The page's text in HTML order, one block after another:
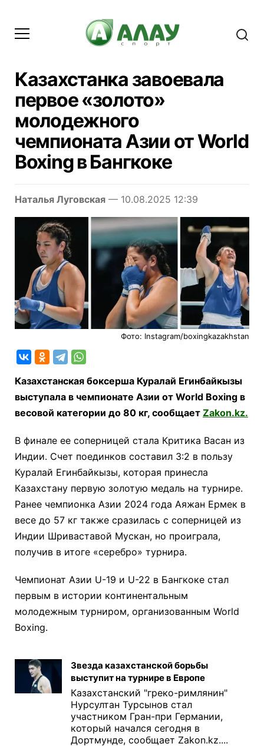
Казахстанка завоевала
первое «золото»
молодежного
чемпионата Азии от World
Boxing в Бангкоке
Наталья Луговская — 10.08.2025 12:39
Фото: Instagram/boxingkazakhstan
Казахстанская боксерша Куралай Егинбайкызы
выступала в чемпионате Азии от World Boxing в
весовой категории до 80 кг, сообщает Zakon.kz.
В финале ее соперницей стала Критика Васан из
Индии. Счет поединков составил 3:2 в пользу
Куралай Егинбайкызы, которая принесла
Казахстану первую золотую медаль на турнире.
Ранее чемпионка Азии 2024 года Аяжан Ермек в
весе до 57 кг также сразилась с соперницей из
Индии Шриваставой Мускан, но проиграла,
получив в итоге «серебро» турнира.
Чемпионат Азии U-19 и U-22 в Бангкоке стал
первым в истории континентальным
молодежным турниром, организованным World
Boxing.
Звезда казахстанской борьбы
выступит на турнире в Европе
Казахстанский "греко-римлянин"
Нурсултан Турсынов стал
участником Гран-при Германии,
который начался сегодня в
Дортмунде, сообщает Zakon.kz....